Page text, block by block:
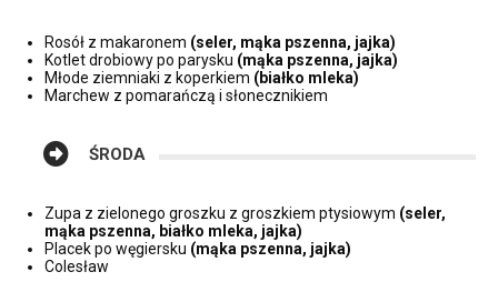
Rosół z makaronem (seler, mąka pszenna, jajka)
Kotlet drobiowy po parysku (mąka pszenna, jajka)
Młode ziemniaki z koperkiem (białko mleka)
Marchew z pomarańczą i słonecznikiem
ŚRODA
Zupa z zielonego groszku z groszkiem ptysiowym (seler,
mąka pszenna, białko mleka, jajka)
Placek po węgiersku (mąka pszenna, jajka)
Colesław